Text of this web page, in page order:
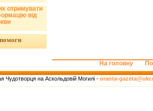
отримувати
від
На головну
Чудотворця на Аскольдовій Могилі - oranta-